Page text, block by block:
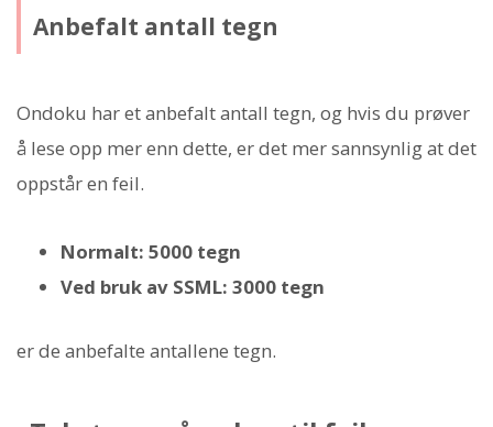
Anbefalt antall tegn
Ondoku har et anbefalt antall tegn, og hvis du prøver
å lese opp mer enn dette, er det mer sannsynlig at det
oppstår en feil.
Normalt: 5000 tegn
Ved bruk av SSML: 3000 tegn
er de anbefalte antallene tegn.